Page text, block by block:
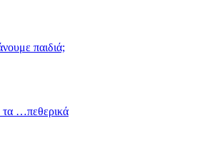
παιδιά;
τα …πεθερικά